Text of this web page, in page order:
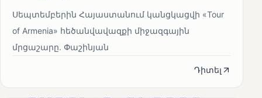
Սեպտեմբերին Հայաստանում կանցկացվի «Tour
of Armenia» հեծանվավազքի միջազգային
մրցաշարը. Փաշինյան
Դիտել